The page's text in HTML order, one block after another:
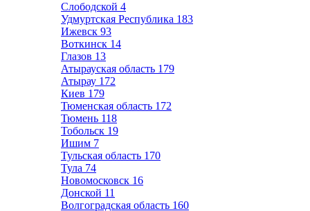
Слободской 4
Удмуртская Республика 183
Ижевск 93
Воткинск 14
Глазов 13
Атырауская область 179
Атырау 172
Киев 179
Тюменская область 172
Тюмень 118
Тобольск 19
Ишим 7
Тульская область 170
Тула 74
Новомосковск 16
Донской 11
Волгоградская область 160